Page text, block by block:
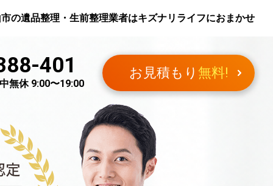
の遺品整理・生前整理業者はキズナリライフにおまかせ
401
無休 9:00〜19:00
お見積もり 無料!